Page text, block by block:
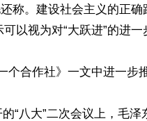
称。建设社会主义的正
以视为对“大跃进”的进一
合作社》一文中进一步推
“八大”二次会议上，毛泽